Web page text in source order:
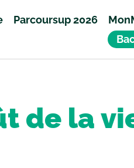
Parcoursup 2026
de la